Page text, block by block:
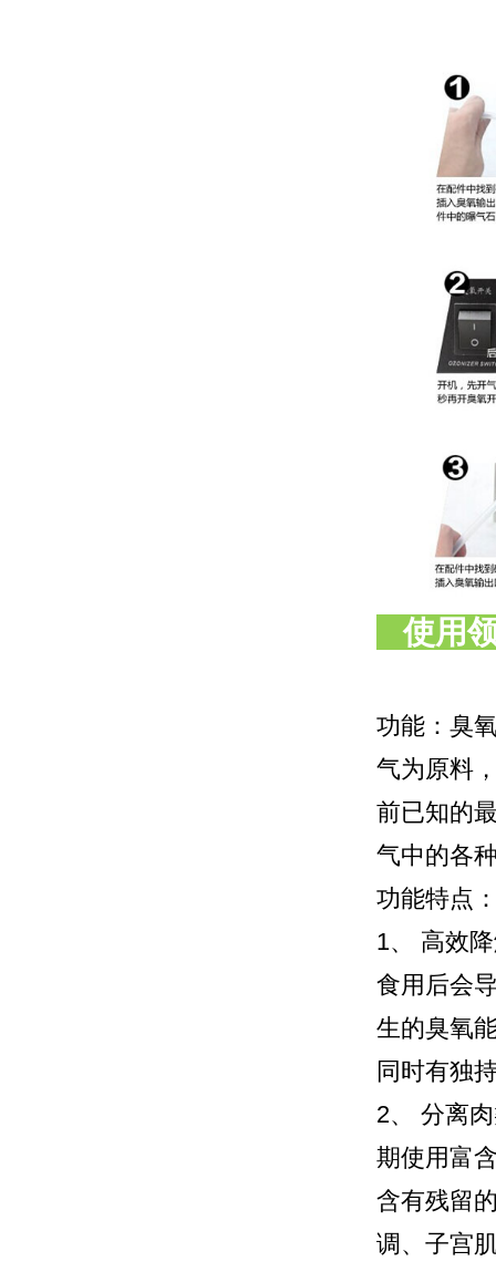
使用
功能：臭
气为原料
前已知的
气中的各
功能特点
1、 高效
食用后会
生的臭氧
同时有独
2、 分离
期使用富
含有残留
调、子宫